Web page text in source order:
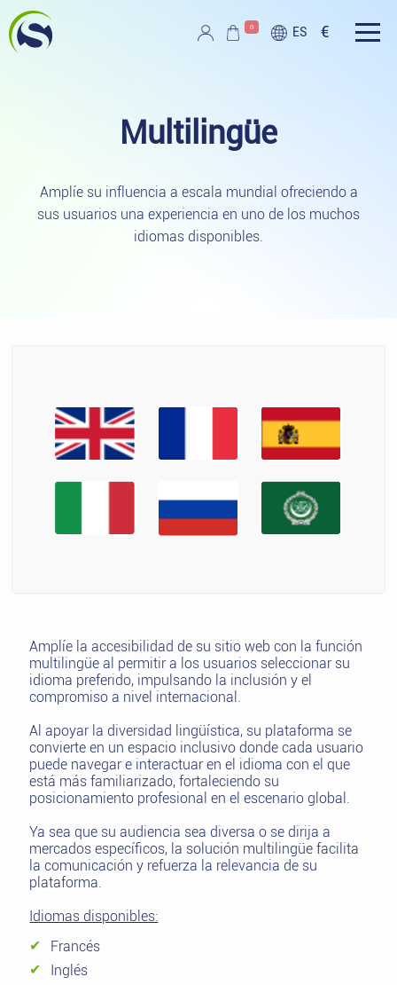
Ir al contenido principal
0 ES €
Multilingüe
Amplíe su influencia a escala mundial ofreciendo a
sus usuarios una experiencia en uno de los muchos
idiomas disponibles.
Amplíe la accesibilidad de su sitio web con la función
multilingüe al permitir a los usuarios seleccionar su
idioma preferido, impulsando la inclusión y el
compromiso a nivel internacional.
Al apoyar la diversidad lingüística, su plataforma se
convierte en un espacio inclusivo donde cada usuario
puede navegar e interactuar en el idioma con el que
está más familiarizado, fortaleciendo su
posicionamiento profesional en el escenario global.
Ya sea que su audiencia sea diversa o se dirija a
mercados específicos, la solución multilingüe facilita
la comunicación y refuerza la relevancia de su
plataforma.
Idiomas disponibles:
Francés
Inglés